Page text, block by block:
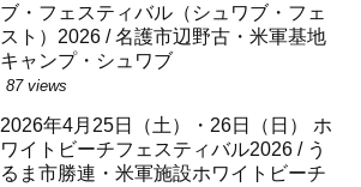
ブ・フェスティバル（シュワブ・フェ
スト）2026 / 名護市辺野古・米軍基地
キャンプ・シュワブ
87 views
2026年4月25日（土）・26日（日） ホ
ワイトビーチフェスティバル2026 / う
るま市勝連・米軍施設ホワイトビーチ